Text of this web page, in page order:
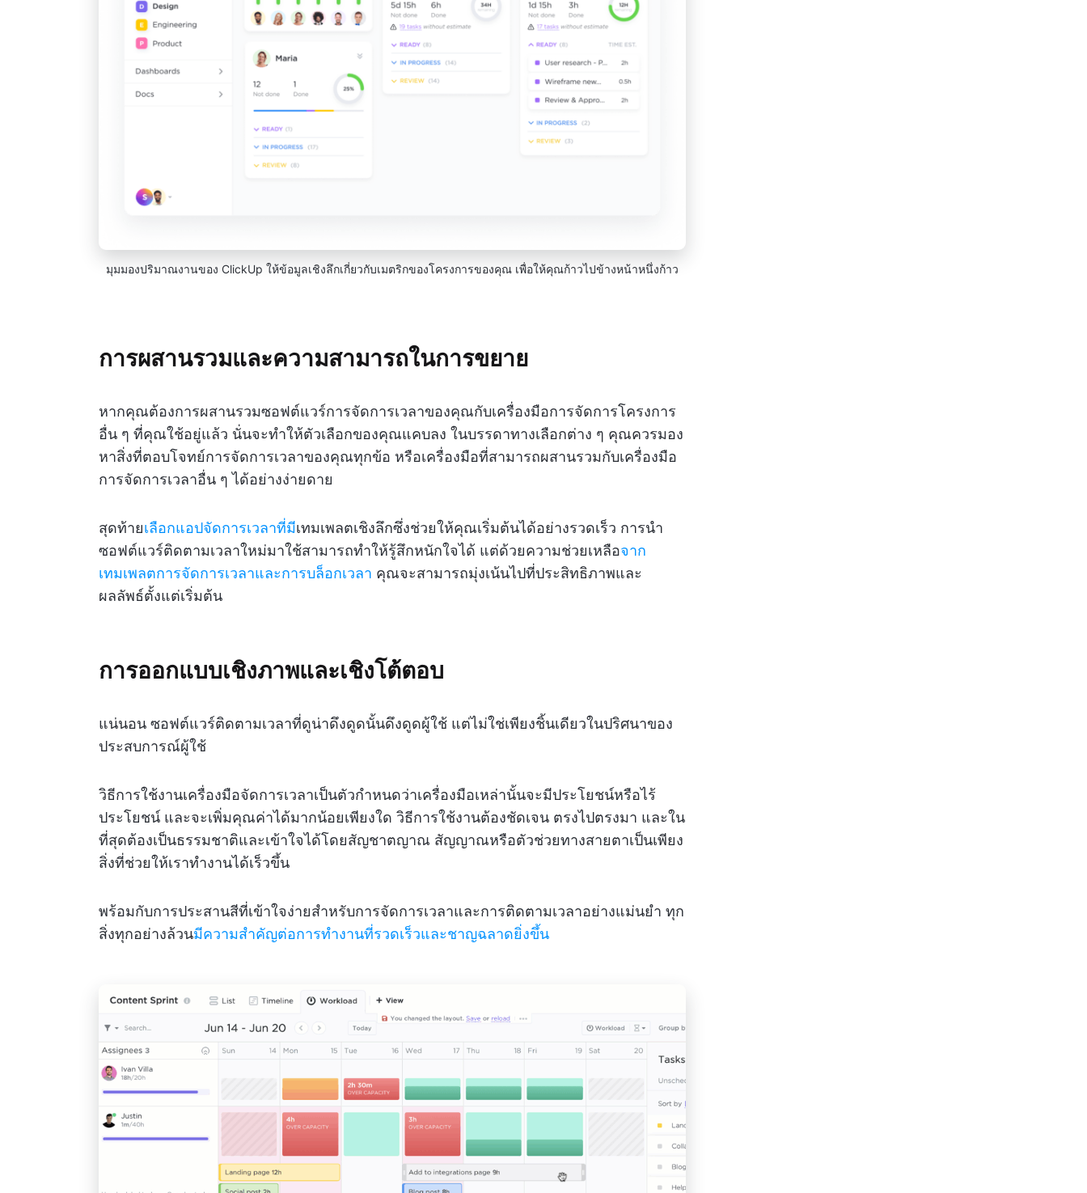
มุมมองปริมาณงานของ ClickUp ให้ข้อมูลเชิงลึกเกี่ยวกับเมตริกของโครงการของคุณ เพื่อให้คุณก้าวไปข้างหน้าหนึ่งก้าว
การผสานรวมและความสามารถในการขยาย
หากคุณต้องการผสานรวมซอฟต์แวร์การจัดการเวลาของคุณกับเครื่องมือการจัดการโครงการ
อื่น ๆ ที่คุณใช้อยู่แล้ว นั่นจะทำให้ตัวเลือกของคุณแคบลง ในบรรดาทางเลือกต่าง ๆ คุณควรมอง
หาสิ่งที่ตอบโจทย์การจัดการเวลาของคุณทุกข้อ หรือเครื่องมือที่สามารถผสานรวมกับเครื่องมือ
การจัดการเวลาอื่น ๆ ได้อย่างง่ายดาย
สุดท้ายเลือกแอปจัดการเวลาที่มีเทมเพลตเชิงลึกซึ่งช่วยให้คุณเริ่มต้นได้อย่างรวดเร็ว การนำ
ซอฟต์แวร์ติดตามเวลาใหม่มาใช้สามารถทำให้รู้สึกหนักใจได้ แต่ด้วยความช่วยเหลือจาก
เทมเพลตการจัดการเวลาและการบล็อกเวลา คุณจะสามารถมุ่งเน้นไปที่ประสิทธิภาพและ
ผลลัพธ์ตั้งแต่เริ่มต้น
การออกแบบเชิงภาพและเชิงโต้ตอบ
แน่นอน ซอฟต์แวร์ติดตามเวลาที่ดูน่าดึงดูดนั้นดึงดูดผู้ใช้ แต่ไม่ใช่เพียงชิ้นเดียวในปริศนาของ
ประสบการณ์ผู้ใช้
วิธีการใช้งานเครื่องมือจัดการเวลาเป็นตัวกำหนดว่าเครื่องมือเหล่านั้นจะมีประโยชน์หรือไร้
ประโยชน์ และจะเพิ่มคุณค่าได้มากน้อยเพียงใด วิธีการใช้งานต้องชัดเจน ตรงไปตรงมา และใน
ที่สุดต้องเป็นธรรมชาติและเข้าใจได้โดยสัญชาตญาณ สัญญาณหรือตัวช่วยทางสายตาเป็นเพียง
สิ่งที่ช่วยให้เราทำงานได้เร็วขึ้น
พร้อมกับการประสานสีที่เข้าใจง่ายสำหรับการจัดการเวลาและการติดตามเวลาอย่างแม่นยำ ทุก
สิ่งทุกอย่างล้วนมีความสำคัญต่อการทำงานที่รวดเร็วและชาญฉลาดยิ่งขึ้น